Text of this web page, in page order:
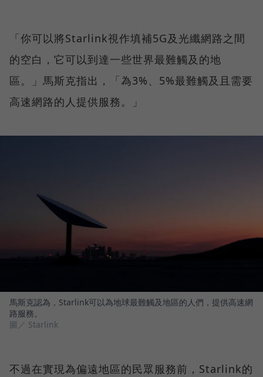
「你可以將Starlink視作填補5G及光纖網路之間
的空白，它可以到達一些世界最難觸及的地
區。」馬斯克指出，「為3%、5%最難觸及且需要
高速網路的人提供服務。」
馬斯克認為，Starlink可以為地球最難觸及地區的人們，提供高速網
路服務。
圖／ Starlink
不過在實現為偏遠地區的民眾服務前，Starlink的